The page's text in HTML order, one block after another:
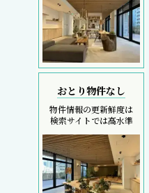
おとり物件なし
物件情報の更新鮮度は
検索サイトでは高水準